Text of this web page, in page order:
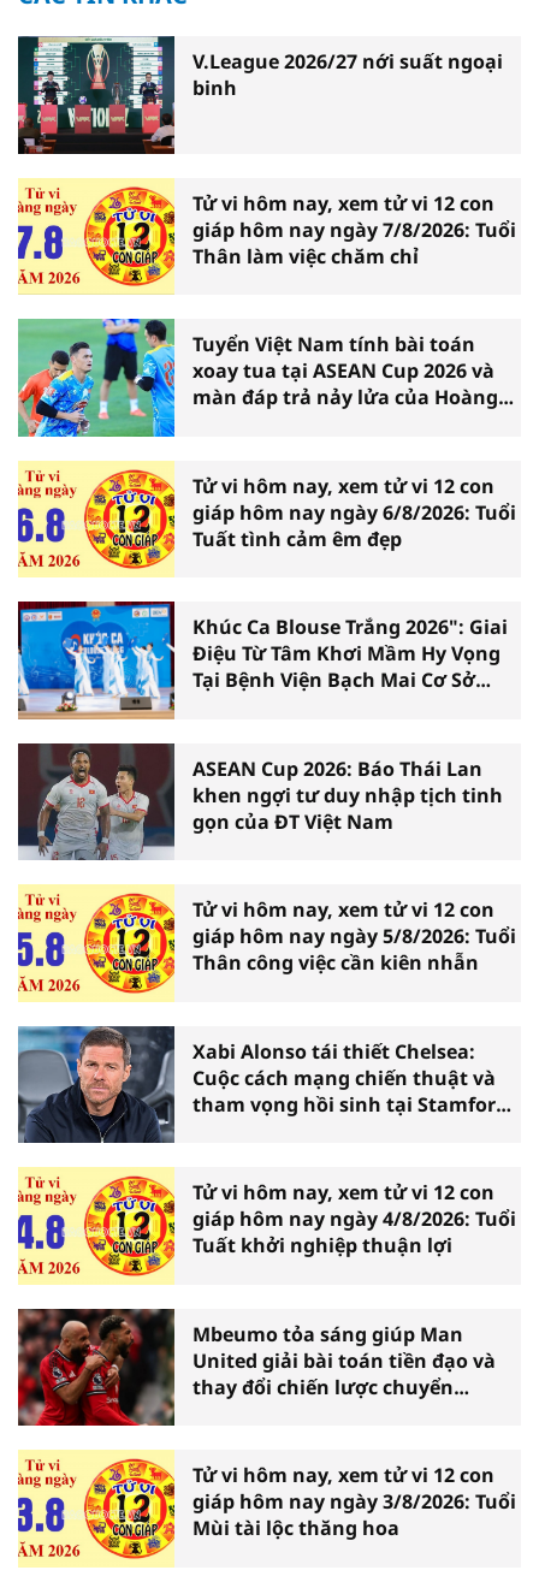
V.League 2026/27 nới suất ngoại
binh
Tử vi hôm nay, xem tử vi 12 con
giáp hôm nay ngày 7/8/2026: Tuổi
Thân làm việc chăm chỉ
Tuyển Việt Nam tính bài toán
xoay tua tại ASEAN Cup 2026 và
màn đáp trả nảy lửa của Hoàng
Tử vi hôm nay, xem tử vi 12 con
giáp hôm nay ngày 6/8/2026: Tuổi
Tuất tình cảm êm đẹp
Khúc Ca Blouse Trắng 2026": Giai
Điệu Từ Tâm Khơi Mầm Hy Vọng
Tại Bệnh Viện Bạch Mai Cơ Sở
ASEAN Cup 2026: Báo Thái Lan
khen ngợi tư duy nhập tịch tinh
gọn của ĐT Việt Nam
Tử vi hôm nay, xem tử vi 12 con
giáp hôm nay ngày 5/8/2026: Tuổi
Thân công việc cần kiên nhẫn
Xabi Alonso tái thiết Chelsea:
Cuộc cách mạng chiến thuật và
tham vọng hồi sinh tại Stamford
Tử vi hôm nay, xem tử vi 12 con
giáp hôm nay ngày 4/8/2026: Tuổi
Tuất khởi nghiệp thuận lợi
Mbeumo tỏa sáng giúp Man
United giải bài toán tiền đạo và
thay đổi chiến lược chuyển
Tử vi hôm nay, xem tử vi 12 con
giáp hôm nay ngày 3/8/2026: Tuổi
Mùi tài lộc thăng hoa